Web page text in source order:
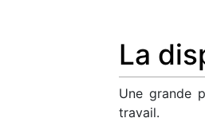
La
Une grande
travail.